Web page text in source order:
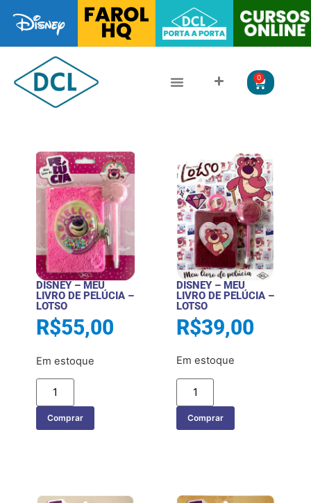
0
DISNEY – MEU
LIVRO DE PELÚCIA –
LOTSO
R$55,00
Em estoque
Comprar
DISNEY – MEU
LIVRO DE PELÚCIA –
LOTSO
R$39,00
Em estoque
Comprar